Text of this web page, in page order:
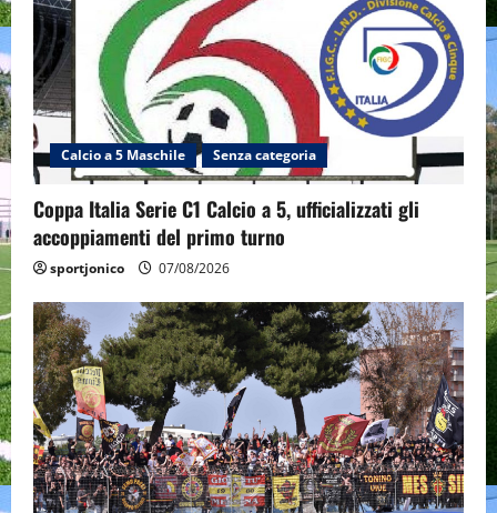
Calcio a 5 Maschile Senza categoria
Coppa Italia Serie C1 Calcio a 5, ufficializzati gli
accoppiamenti del primo turno
sportjonico 07/08/2026